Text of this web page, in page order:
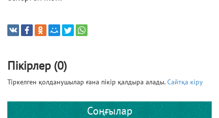
Пікірлер (0)
Тіркелген қолданушылар ғана пікір қалдыра алады.Сайтқа кіру
Соңғылар